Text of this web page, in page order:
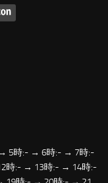
5時:- → 6時:- → 7時:-
時:- → 13時:- → 14時:-